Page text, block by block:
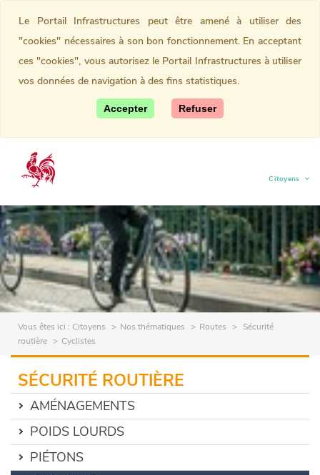
Citoyens
(current)
Vous êtes ici : Citoyens Nos thématiques Routes
Sécurité
routière
Cyclistes
SÉCURITÉ ROUTIÈRE
AMÉNAGEMENTS
POIDS LOURDS
PIÉTONS
Le Portail Infrastructures peut être amené à utiliser des
"cookies" nécessaires à son bon fonctionnement. En acceptant
ces "cookies", vous autorisez le Portail Infrastructures à utiliser
vos données de navigation à des fins statistiques.
Accepter Refuser